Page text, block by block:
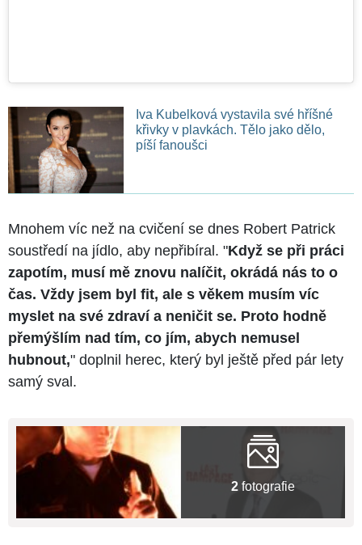
Iva Kubelková vystavila své hříšné
křivky v plavkách. Tělo jako dělo,
píší fanoušci
Mnohem víc než na cvičení se dnes Robert Patrick
soustředí na jídlo, aby nepřibíral. "Když se při práci
zapotím, musí mě znovu nalíčit, okrádá nás to o
čas. Vždy jsem byl fit, ale s věkem musím víc
myslet na své zdraví a neničit se. Proto hodně
přemýšlím nad tím, co jím, abych nemusel
hubnout," doplnil herec, který byl ještě před pár lety
samý sval.
2 fotografie